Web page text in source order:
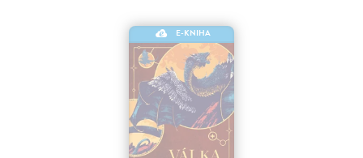
E-KNIHA